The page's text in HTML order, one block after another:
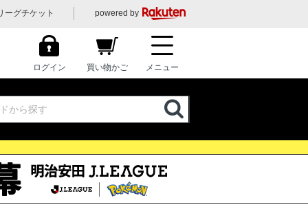
ーグチケット powered by
ログイン 買い物かご メニュー